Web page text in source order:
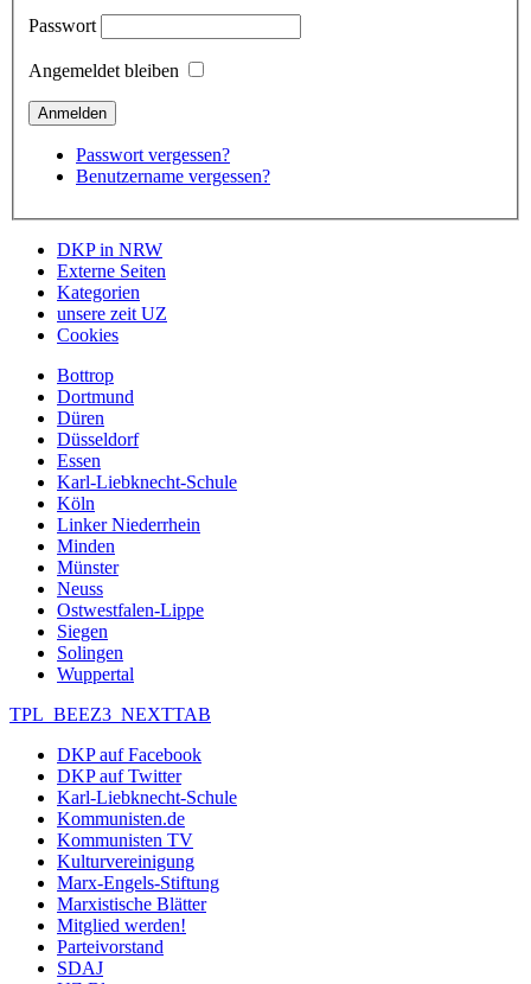
Passwort
Angemeldet bleiben
Passwort vergessen?
Benutzername vergessen?
DKP in NRW
Externe Seiten
Kategorien
unsere zeit UZ
Cookies
Bottrop
Dortmund
Düren
Düsseldorf
Essen
Karl-Liebknecht-Schule
Köln
Linker Niederrhein
Minden
Münster
Neuss
Ostwestfalen-Lippe
Siegen
Solingen
Wuppertal
TPL_BEEZ3_NEXTTAB
DKP auf Facebook
DKP auf Twitter
Karl-Liebknecht-Schule
Kommunisten.de
Kommunisten TV
Kulturvereinigung
Marx-Engels-Stiftung
Marxistische Blätter
Mitglied werden!
Parteivorstand
SDAJ